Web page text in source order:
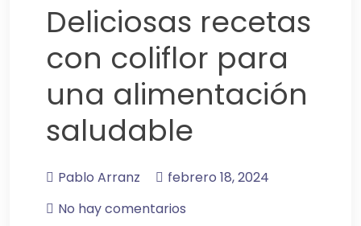
Deliciosas recetas
con coliflor para
una alimentación
saludable
Pablo Arranz
febrero 18, 2024
No hay comentarios